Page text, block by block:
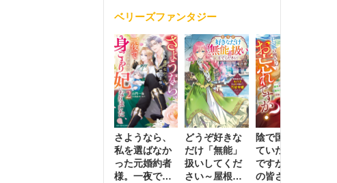
ベリーズファンタジー
さようなら、
私を選ばなか
った元婚約者
様。一夜で大
どうぞ好きな
だけ「無能」
扱いしてくだ
さい～屋根裏
陰で国を支え
ていたのは私
ですが、王家
の皆さんお忘